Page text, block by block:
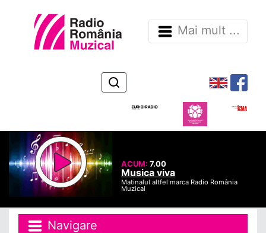
Mai mult ...
ACUM:7.00
Musica viva
Matinalul altfel marca Radio România
Muzical
Navigare